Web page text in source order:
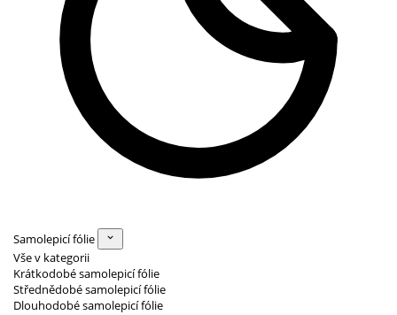
Samolepicí fólie
Vše v kategorii
Krátkodobé samolepicí fólie
Střednědobé samolepicí fólie
Dlouhodobé samolepicí fólie